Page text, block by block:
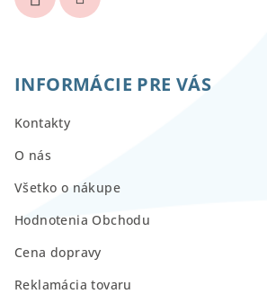
INFORMÁCIE PRE VÁS
Kontakty
O nás
Všetko o nákupe
Hodnotenia Obchodu
Cena dopravy
Reklamácia tovaru